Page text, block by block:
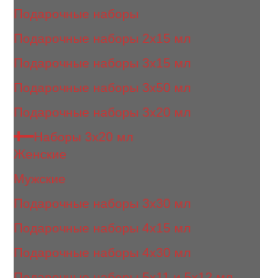
Подарочные наборы
Подарочные наборы 2x15 мл
Подарочные наборы 3х15 мл
Подарочные наборы 3x50 мл
Подарочные наборы 3x20 мл
Наборы 3х20 мл
Женские
Мужские
Подарочные наборы 3х30 мл
Подарочные наборы 4x15 мл
Подарочные наборы 4x30 мл